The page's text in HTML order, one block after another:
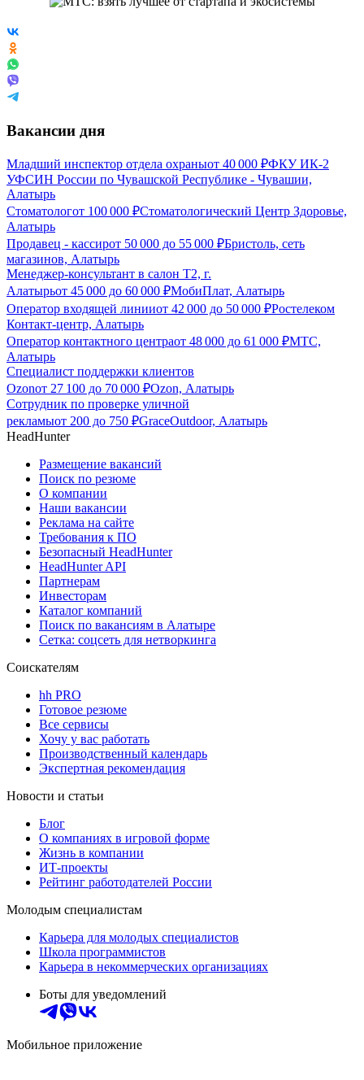
Вакансии дня
Младший инспектор отдела охраныот 40 000 ₽ФКУ ИК-2
УФСИН России по Чувашской Республике - Чувашии,
Алатырь
Стоматологот 100 000 ₽Стоматологический Центр Здоровье,
Алатырь
Продавец - кассирот 50 000 до 55 000 ₽Бристоль, сеть
магазинов, Алатырь
Менеджер-консультант в салон Т2, г.
Алатырьот 45 000 до 60 000 ₽МобиПлат, Алатырь
Оператор входящей линииот 42 000 до 50 000 ₽Ростелеком
Контакт-центр, Алатырь
Оператор контактного центраот 48 000 до 61 000 ₽МТС,
Алатырь
Специалист поддержки клиентов
Ozonот 27 100 до 70 000 ₽Ozon, Алатырь
Сотрудник по проверке уличной
рекламыот 200 до 750 ₽GraceOutdoor, Алатырь
HeadHunter
Размещение вакансий
Поиск по резюме
О компании
Наши вакансии
Реклама на сайте
Требования к ПО
Безопасный HeadHunter
HeadHunter API
Партнерам
Инвесторам
Каталог компаний
Поиск по вакансиям в Алатыре
Сетка: соцсеть для нетворкинга
Соискателям
hh PRO
Готовое резюме
Все сервисы
Хочу у вас работать
Производственный календарь
Экспертная рекомендация
Новости и статьи
Блог
О компаниях в игровой форме
Жизнь в компании
ИТ-проекты
Рейтинг работодателей России
Молодым специалистам
Карьера для молодых специалистов
Школа программистов
Карьера в некоммерческих организациях
Боты для уведомлений
Мобильное приложение